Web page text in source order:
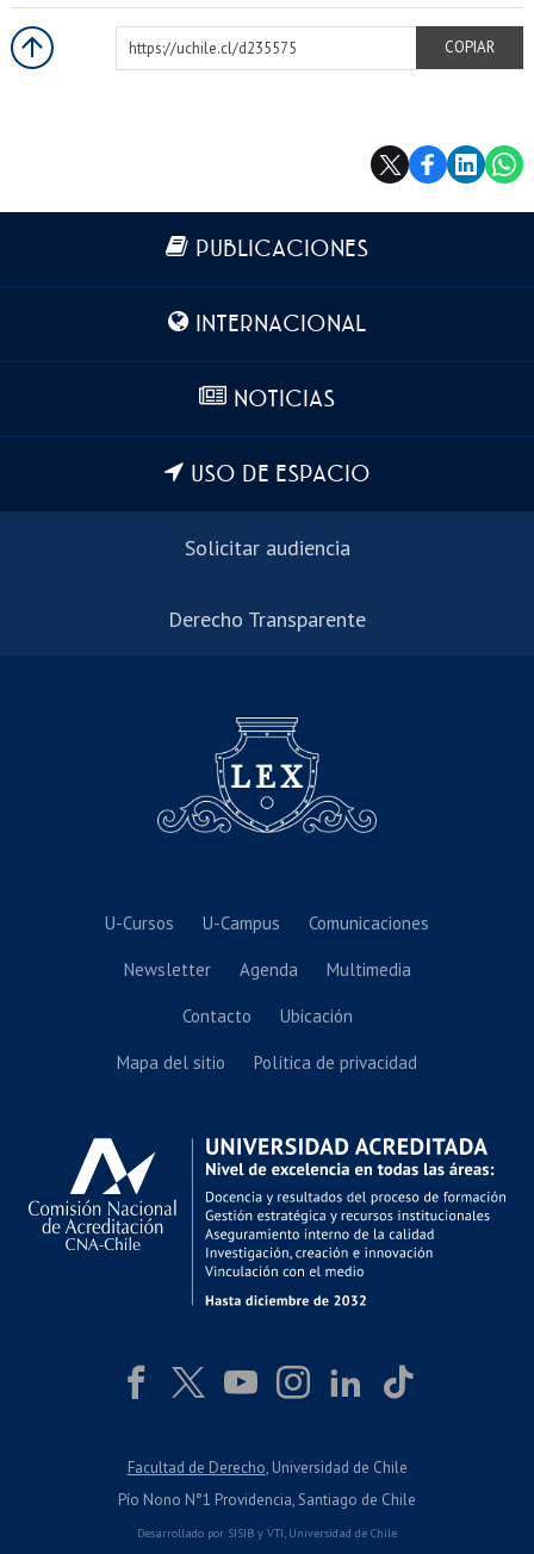
https://uchile.cl/d235575
COPIAR
Más información
PUBLICACIONES
INTERNACIONAL
NOTICIAS
USO DE ESPACIO
Solicitar audiencia
Derecho Transparente
U-Cursos U-Campus Comunicaciones
Newsletter Agenda Multimedia
Contacto Ubicación
Mapa del sitio Política de privacidad
Facultad de Derecho, Universidad de Chile
Pío Nono N°1 Providencia, Santiago de Chile
Desarrollado por SISIB y VTI, Universidad de Chile